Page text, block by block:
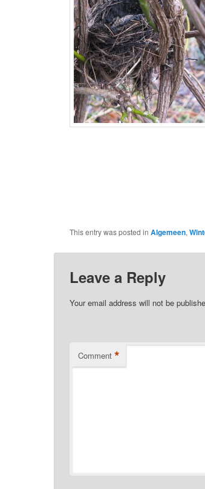
This entry was posted in Algemeen,
Leave a Reply
Your email address will not be
Comment *